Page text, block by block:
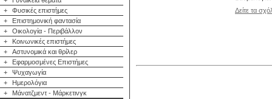
+
Φυσικές επιστήμες
+
Επιστημονική φαντασία
+
Οικολογία - Περιβάλλον
+
Κοινωνικές επιστήμες
+
Αστυνομικά και θρίλερ
+
Εφαρμοσμένες Επιστήμες
+
Ψυχαγωγία
+
Ημερολόγια
+
Μάνατζμεντ - Μάρκετινγκ
Δείτε τα